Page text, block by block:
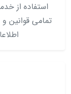
استفاده از
تمامی قوانین